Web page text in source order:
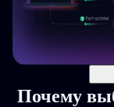
Почему